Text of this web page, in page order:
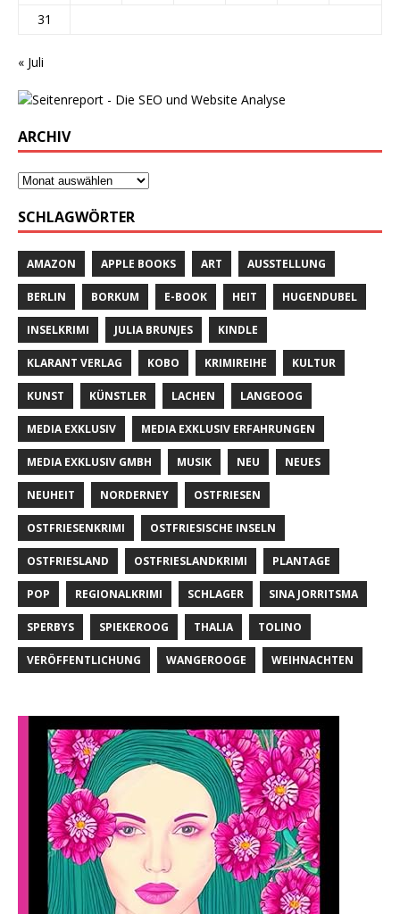
31
« Juli
ARCHIV
SCHLAGWÖRTER
AMAZON APPLE BOOKS ART AUSSTELLUNG
BERLIN BORKUM E-BOOK HEIT HUGENDUBEL
INSELKRIMI JULIA BRUNJES KINDLE
KLARANT VERLAG KOBO KRIMIREIHE KULTUR
KUNST KÜNSTLER LACHEN LANGEOOG
MEDIA EXKLUSIV MEDIA EXKLUSIV ERFAHRUNGEN
MEDIA EXKLUSIV GMBH MUSIK NEU NEUES
NEUHEIT NORDERNEY OSTFRIESEN
OSTFRIESENKRIMI OSTFRIESISCHE INSELN
OSTFRIESLAND OSTFRIESLANDKRIMI PLANTAGE
POP REGIONALKRIMI SCHLAGER SINA JORRITSMA
SPERBYS SPIEKEROOG THALIA TOLINO
VERÖFFENTLICHUNG WANGEROOGE WEIHNACHTEN